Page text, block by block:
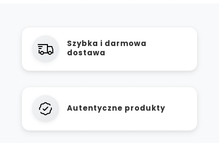
Szybka i darmowa
dostawa
Autentyczne produkty